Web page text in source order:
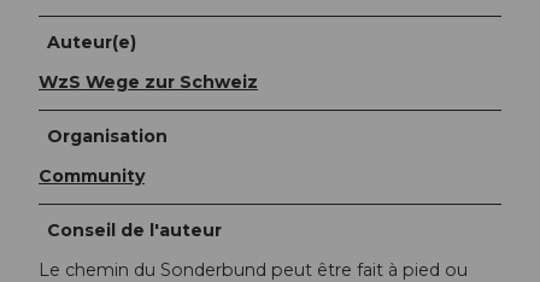
Auteur(e)
WzS Wege zur Schweiz
Organisation
Community
Conseil de l'auteur
Le chemin du Sonderbund peut être fait à pied ou